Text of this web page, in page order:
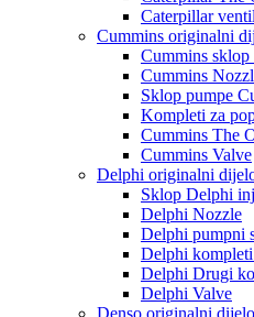
Caterpillar ventil
Cummins originalni
Cummins sklop
Cummins
Sklop pumpe
Kompleti za
Cummins The
Cummins Valve
Delphi originalni
Sklop Delphi
Delphi Nozzle
Delphi pumpni
Delphi
Delphi Drugi
Delphi Valve
Denso originalni